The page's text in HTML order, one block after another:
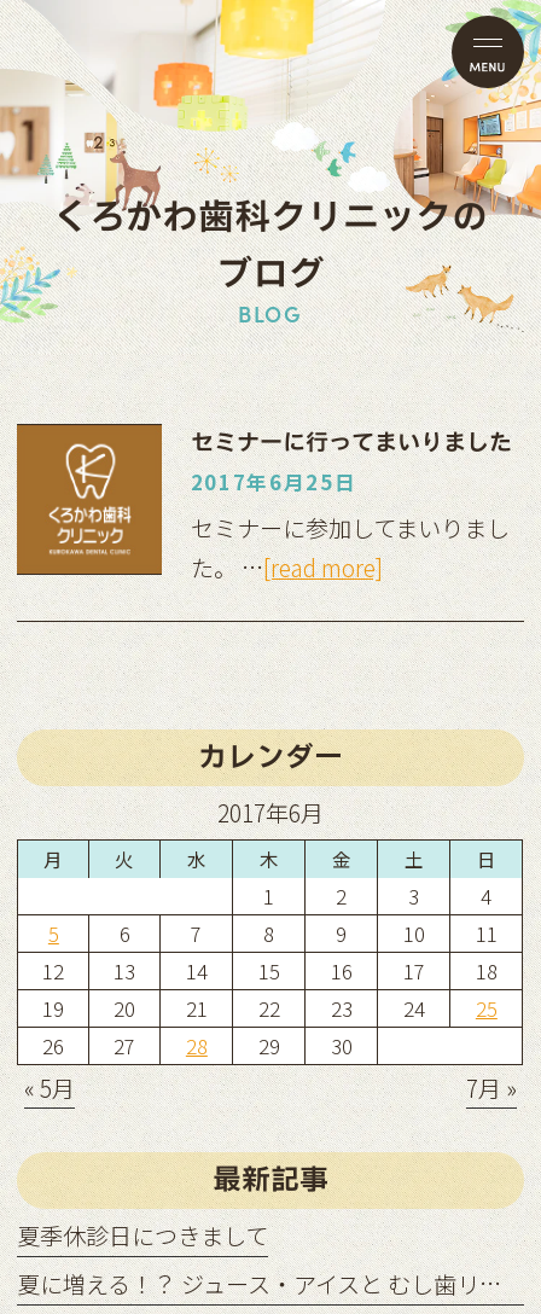
くろかわ歯科クリニックの
ブログ
BLOG
セミナーに行ってまいりました
2017年6月25日
セミナーに参加してまいりまし
た。 …[read more]
カレンダー
2017年6月
月 火 水 木 金 土 日
1 2 3
4
5
6 7 8 9 10
11
12
13 14 15 16 17
18
19
20 21 22 23 24
25
26
27 28 29 30
« 5月 7月 »
最新記事
夏季休診日につきまして
夏に増える！？ ジュース・アイスと むし歯リスクの関係